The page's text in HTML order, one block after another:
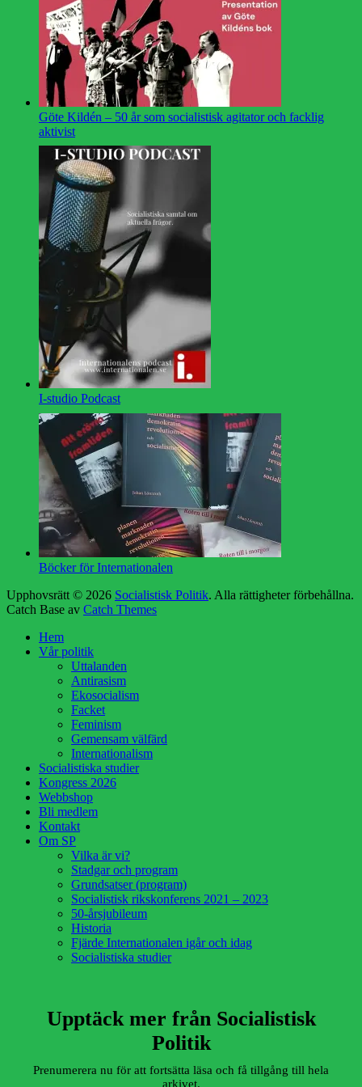
Göte Kildén – 50 år som socialistisk agitator och facklig
aktivist
I-studio Podcast
Böcker för Internationalen
Upphovsrätt © 2026 Socialistisk Politik. Alla rättigheter förbehållna.
Catch Base av Catch Themes
Hem
Vår politik
Uttalanden
Antirasism
Ekosocialism
Facket
Feminism
Gemensam välfärd
Internationalism
Socialistiska studier
Kongress 2026
Webbshop
Bli medlem
Kontakt
Om SP
Vilka är vi?
Stadgar och program
Grundsatser (program)
Socialistisk rikskonferens 2021 – 2023
50-årsjubileum
Historia
Fjärde Internationalen igår och idag
Socialistiska studier
Upptäck mer från Socialistisk
Politik
Prenumerera nu för att fortsätta läsa och få tillgång till hela
arkivet.